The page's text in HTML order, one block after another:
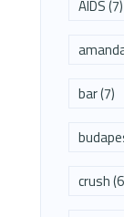
AIDS(7)
bar(7)
crush